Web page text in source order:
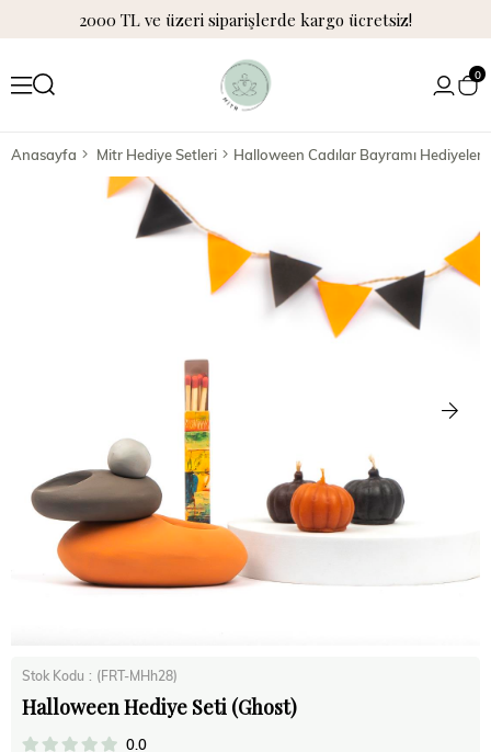
2000 TL ve üzeri siparişlerde kargo ücretsiz!
0
Anasayfa Mitr Hediye Setleri Halloween Cadılar Bayramı Hediyeleri
Stok Kodu (FRT-MHh28)
Halloween Hediye Seti (Ghost)
0.0